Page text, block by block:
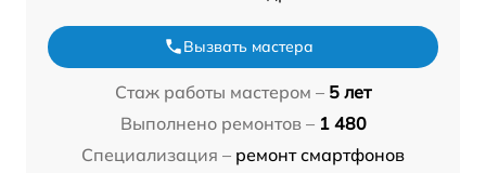
Вызвать мастера
Стаж работы мастером – 5 лет
Выполнено ремонтов – 1 480
Специализация – ремонт смартфонов